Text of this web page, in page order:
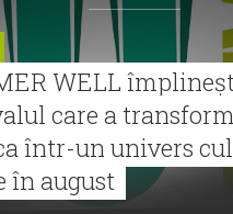
WELL
care a
într-un univers
în august